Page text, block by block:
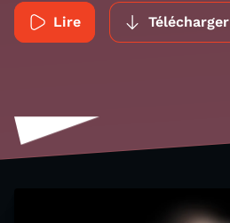
Lire Télécharger